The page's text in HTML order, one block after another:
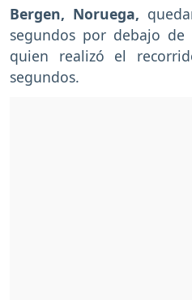
Bergen, Noruega,
segundos por debajo de
quien realizó el
segundos.